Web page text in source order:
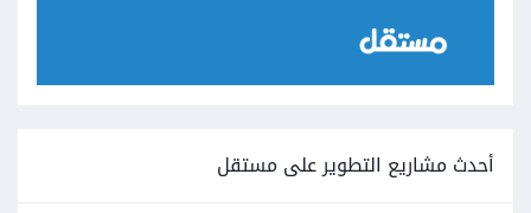
أحدث مشاريع التطوير على مستقل